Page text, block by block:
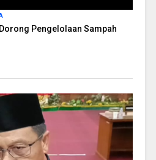
Pengelolaan Sampah